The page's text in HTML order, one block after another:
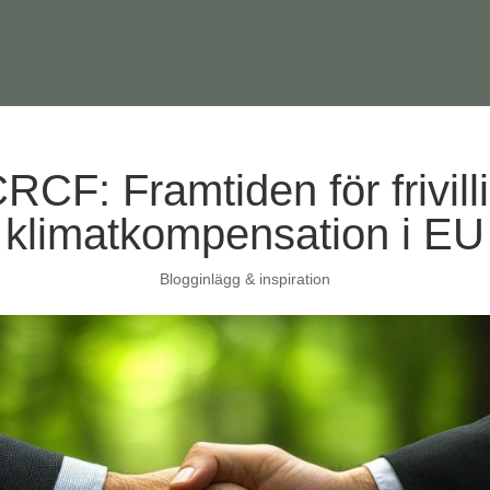
Framtiden för
klimatkompensation i EU
Blogginlägg & inspiration